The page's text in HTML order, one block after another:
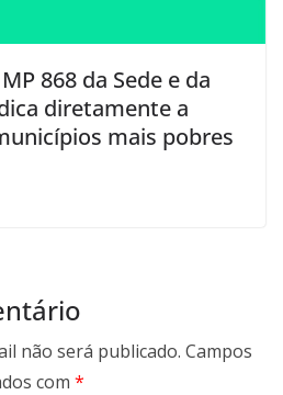
868 da Sede e da
diretamente a
mais pobres
não será publicado. Campos
com *